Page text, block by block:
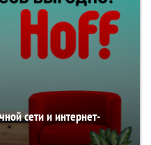
сети и интернет-